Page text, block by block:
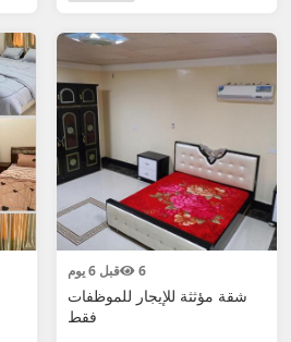
قبل 6 يوم 6
شقة مؤثثة للإيجار للموظفات
فقط